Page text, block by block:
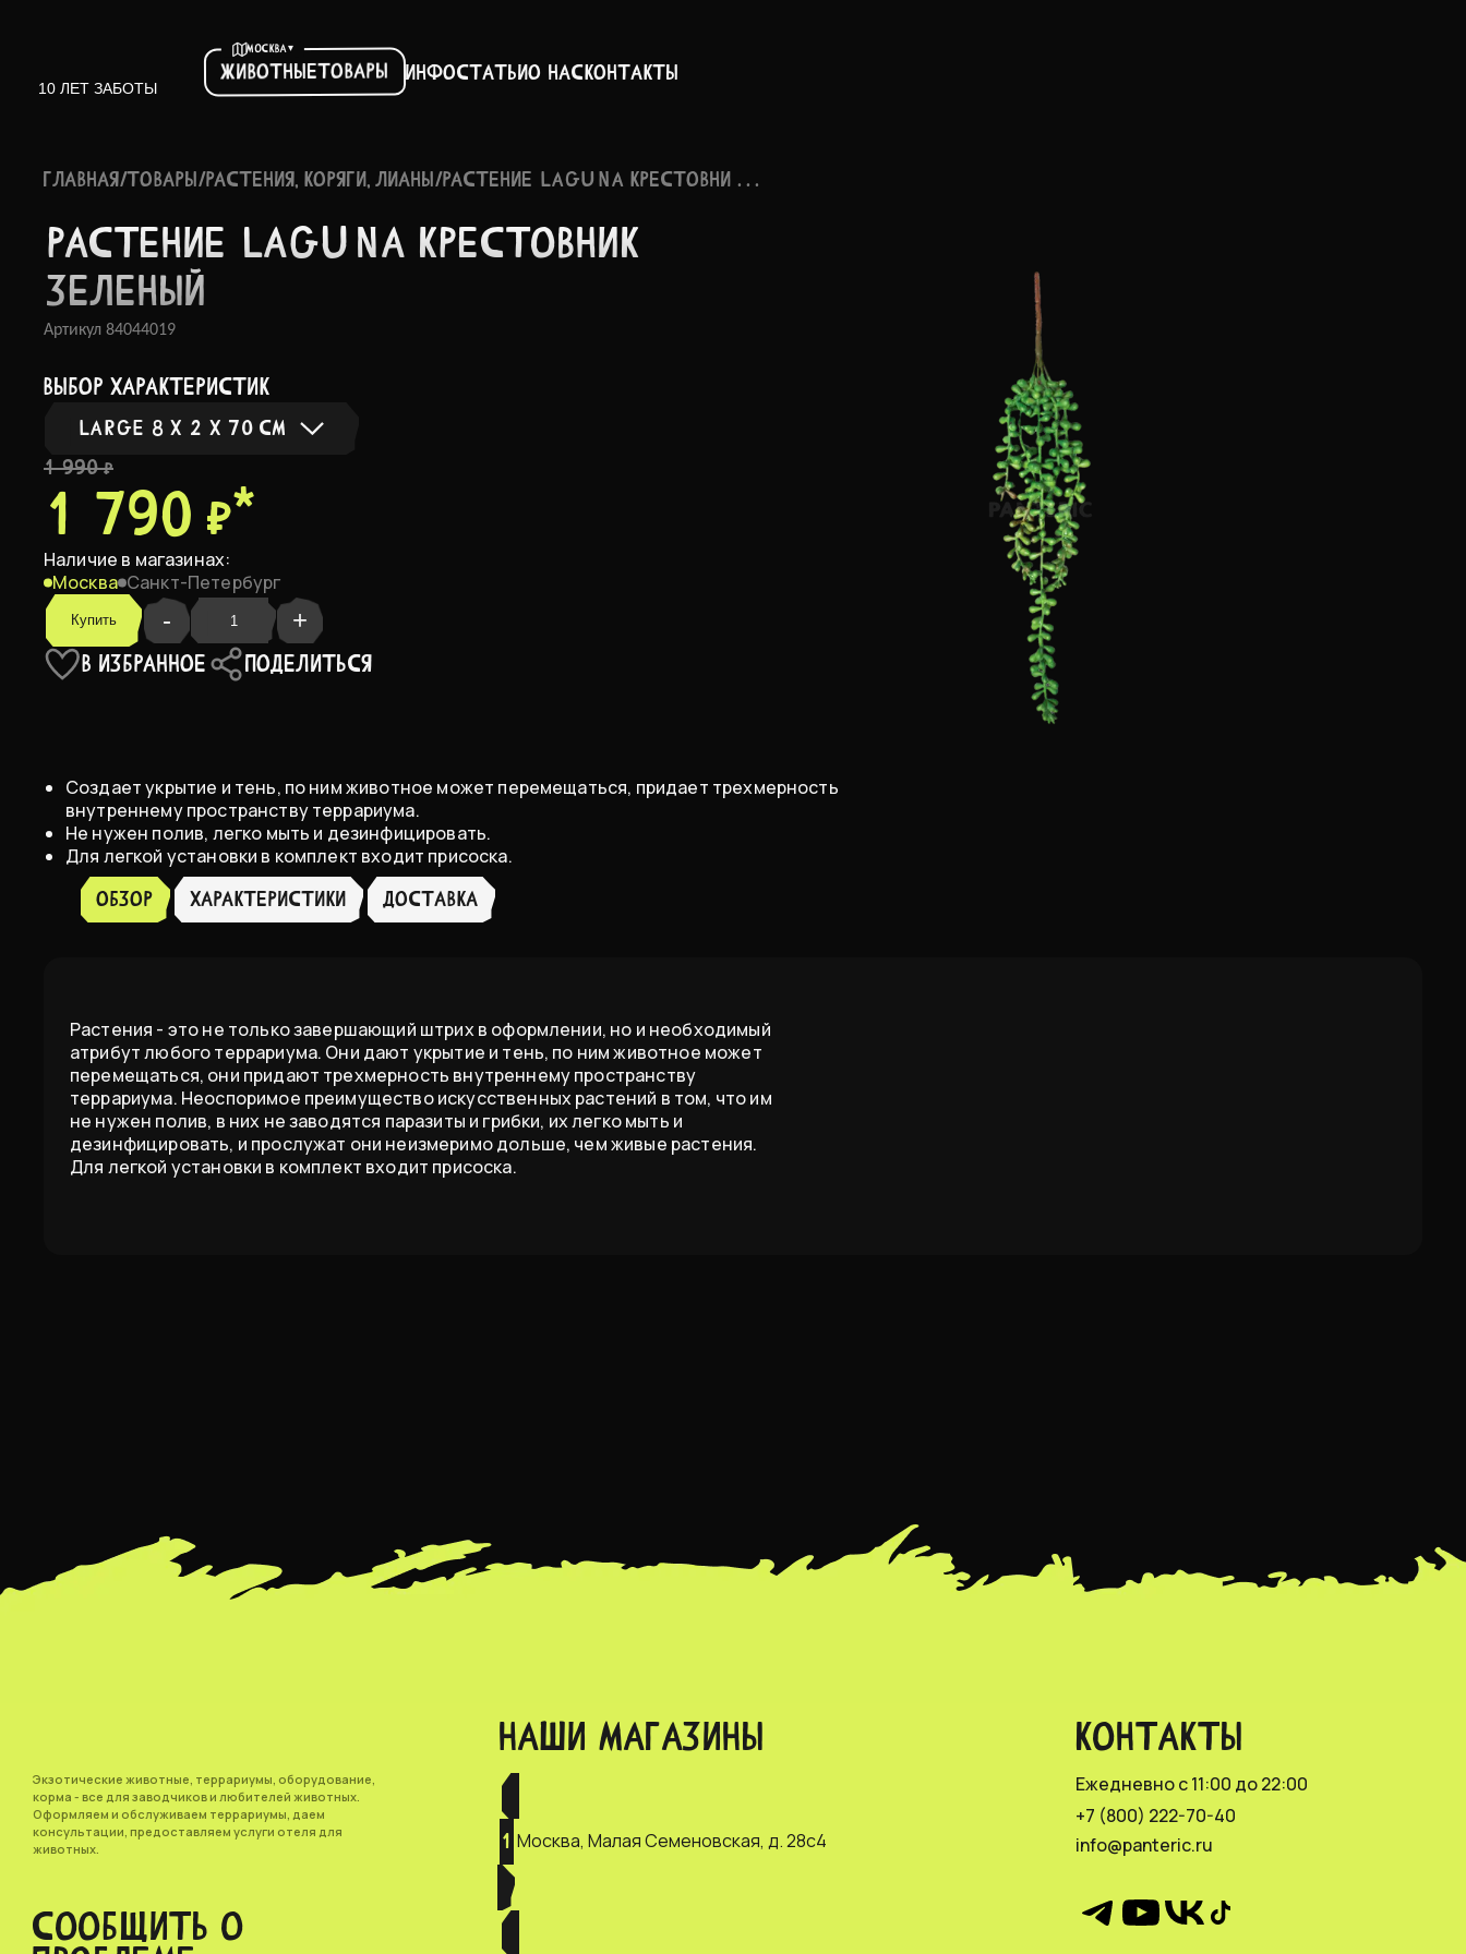
10 ЛЕТ ЗАБОТЫ
МОСКВА▾
ЖивотныеТовары ИнфостатьиО насКонтакты
ГЛАВНАЯ/ТОВАРЫ/РАСТЕНИЯ, КОРЯГИ, ЛИАНЫ/РАСТЕНИЕ LAGUNA КРЕСТОВНИ . . .
РАСТЕ­НИЕ LAGUNA КРЕСТ­ОВНИК
ЗЕЛЕНЫЙ
Артикул 84044019
выбор характеристик
LARGE 8 X 2 X 70 СМ
Medium 8 x 2 x 37 см
Large 8 x 2 x 70 см
1 990 ₽
1 790 ₽*
Наличие в магазинах:
Москва Санкт-Петербург
Купить - +
В ИЗБРАННОЕ ПОДЕЛИТЬСЯ
Создает укрытие и тень, по ним животное может перемещаться, придает трехмерность
внутреннему пространству террариума.
Не нужен полив, легко мыть и дезинфицировать.
Для легкой установки в комплект входит присоска.
Обзор ХАРАКТЕРИСТИКИ доставка
Растения - это не только завершающий штрих в оформлении, но и необходимый
атрибут любого террариума. Они дают укрытие и тень, по ним животное может
перемещаться, они придают трехмерность внутреннему пространству
террариума. Неоспоримое преимущество искусственных растений в том, что им
не нужен полив, в них не заводятся паразиты и грибки, их легко мыть и
дезинфицировать, и прослужат они неизмеримо дольше, чем живые растения.
Для легкой установки в комплект входит присоска.
Экзотические животные, террариумы, оборудование,
корма - все для заводчиков и любителей животных.
Оформляем и обслуживаем террариумы, даем
консультации, предоставляем услуги отеля для
животных.
СООБЩИТЬ О
НАШИ МАГАЗИНЫ
1 Москва, Малая Семеновская, д. 28с4
КОНТАКТЫ
Ежедневно с 11:00 до 22:00
+7 (800) 222-70-40
info@panteric.ru